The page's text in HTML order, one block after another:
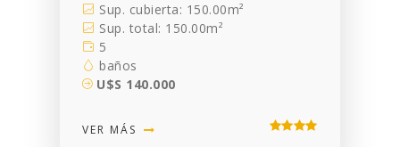
Sup. cubierta: 150.00m²
Sup. total: 150.00m²
5
baños
U$S 140.000
VER MÁS